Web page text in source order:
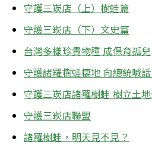
守護三崁店（上）樹蛙篇
守護三崁店（下）文史篇
台灣多樣珍貴物種 成保育孤兒
守護諸羅樹蛙棲地 向總統喊
守護三崁店諸羅樹蛙 樹立土
守護三崁店聯盟
諸羅樹蛙，明天見不見？